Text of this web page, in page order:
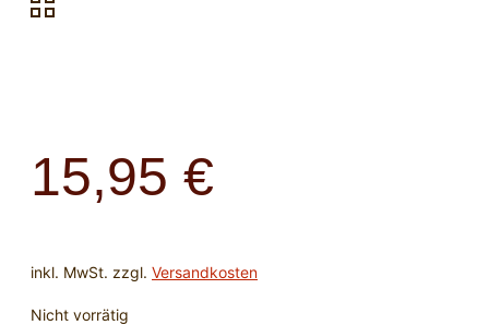
15,95 €
inkl. MwSt. zzgl. Versandkosten
Nicht vorrätig